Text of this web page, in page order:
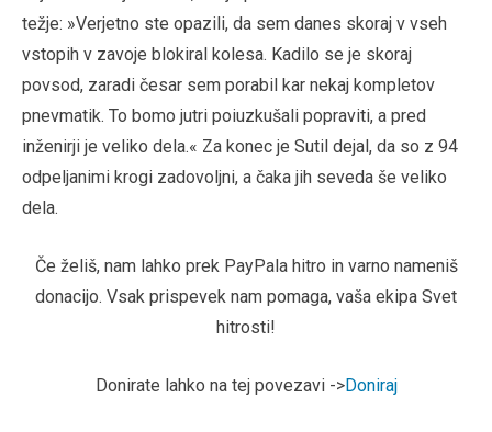
težje: »Verjetno ste opazili, da sem danes skoraj v vseh
vstopih v zavoje blokiral kolesa. Kadilo se je skoraj
povsod, zaradi česar sem porabil kar nekaj kompletov
pnevmatik. To bomo jutri poiuzkušali popraviti, a pred
inženirji je veliko dela.« Za konec je Sutil dejal, da so z 94
odpeljanimi krogi zadovoljni, a čaka jih seveda še veliko
dela.
Če želiš, nam lahko prek PayPala hitro in varno nameniš
donacijo. Vsak prispevek nam pomaga, vaša ekipa Svet
hitrosti!
Donirate lahko na tej povezavi ->Doniraj